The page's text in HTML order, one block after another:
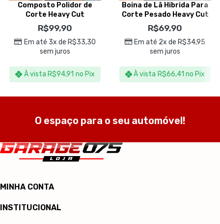
Composto Polidor de
Corte Heavy Cut
Compound FG400 250ml –
Menzerna
R$99,90
Em até 3x de R$33,30
sem juros
À vista R$94,91 no Pix
Boina de Lã Hibrida Para
Corte Pesado Heavy Cut
6” – Auto America
R$69,90
Em até 2x de R$34,95
sem juros
À vista R$66,41 no Pix
O espaço para o seu automóvel!
MINHA CONTA
INSTITUCIONAL